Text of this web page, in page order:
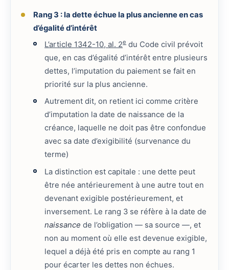
Rang 3 : la dette échue la plus ancienne en cas
d’égalité d’intérêt
L’article 1342-10, al. 2e du Code civil prévoit
que, en cas d’égalité d’intérêt entre plusieurs
dettes, l’imputation du paiement se fait en
priorité sur la plus ancienne.
Autrement dit, on retient ici comme critère
d’imputation la date de naissance de la
créance, laquelle ne doit pas être confondue
avec sa date d’exigibilité (survenance du
terme)
La distinction est capitale : une dette peut
être née antérieurement à une autre tout en
devenant exigible postérieurement, et
inversement. Le rang 3 se réfère à la date de
naissance de l’obligation — sa source —, et
non au moment où elle est devenue exigible,
lequel a déjà été pris en compte au rang 1
pour écarter les dettes non échues.